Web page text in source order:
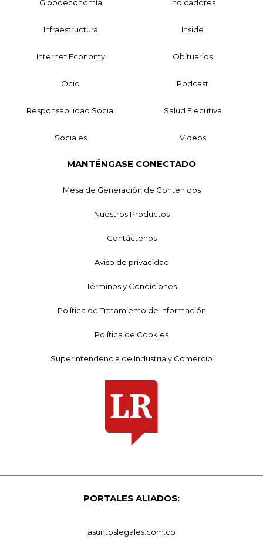
Globoeconomía Indicadores
Infraestructura Inside
Internet Economy Obituarios
Ocio Podcast
Responsabilidad Social Salud Ejecutiva
Sociales Videos
MANTÉNGASE CONECTADO
Mesa de Generación de Contenidos
Nuestros Productos
Contáctenos
Aviso de privacidad
Términos y Condiciones
Política de Tratamiento de Información
Política de Cookies
Superintendencia de Industria y Comercio
PORTALES ALIADOS:
asuntoslegales.com.co